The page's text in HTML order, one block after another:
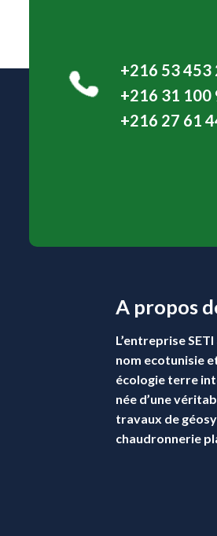
+216 53 453
+216 31 100
+216 27 61
A propos
L’entreprise SETI
nom ecotunisie
écologie terre
née d’une
travaux de
chaudronnerie